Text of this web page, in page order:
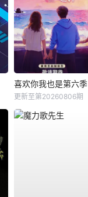
喜欢你我也是第六季
更新至第20260806期